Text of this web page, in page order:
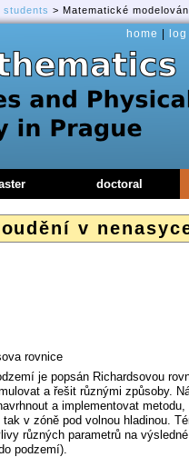
> Matematické
v
rovnice
je popsán Richardsovou
a řešit různými způsoby.
a implementovat
v zóně pod volnou hladinou.
různých parametrů na
podzemí).
home
doctoral